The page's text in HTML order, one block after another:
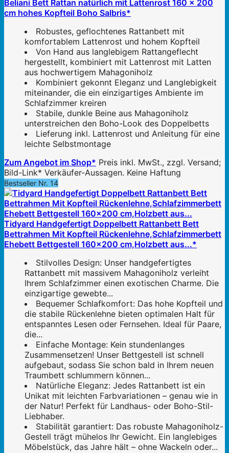
Beliani Bett Rattan natürlich mit Lattenrost 160 x 200
cm hohes Kopfteil Boho Salbris*
Robustes, geflochtenes Rattanbett mit
komfortablem Lattenrost und hohem Kopfteil
Von Hand aus langlebigem Rattangeflecht
hergestellt, kombiniert mit Lattenrost mit Latten
aus hochwertigem Mahagoniholz
Kombiniert gekonnt Eleganz und Langlebigkeit
miteinander, die ein einzigartiges Ambiente im
Schlafzimmer kreiren
Stabile, dunkle Beine aus Mahagoniholz
unterstreichen den Boho-Look des Doppelbetts
Lieferung inkl. Lattenrost und Anleitung für eine
leichte Selbstmontage
Zum Angebot im Shop* Preis inkl. MwSt., zzgl. Versand;
Bild-Link* Verkäufer-Aussagen. Keine Haftung
Bestseller Nr. 14
Tidyard Handgefertigt Doppelbett Rattanbett Bett
Bettrahmen Mit Kopfteil Rückenlehne,Schlafzimmerbett
Ehebett Bettgestell 160×200 cm,Holzbett aus...*
Stilvolles Design: Unser handgefertigtes
Rattanbett mit massivem Mahagoniholz verleiht
Ihrem Schlafzimmer einen exotischen Charme. Die
einzigartige gewebte...
Bequemer Schlafkomfort: Das hohe Kopfteil und
die stabile Rückenlehne bieten optimalen Halt für
entspanntes Lesen oder Fernsehen. Ideal für Paare,
die...
Einfache Montage: Kein stundenlanges
Zusammensetzen! Unser Bettgestell ist schnell
aufgebaut, sodass Sie schon bald in Ihrem neuen
Traumbett schlummern können...
Natürliche Eleganz: Jedes Rattanbett ist ein
Unikat mit leichten Farbvariationen – genau wie in
der Natur! Perfekt für Landhaus- oder Boho-Stil-
Liebhaber.
Stabilität garantiert: Das robuste Mahagoniholz-
Gestell trägt mühelos Ihr Gewicht. Ein langlebiges
Möbelstück, das Jahre hält – ohne Wackeln oder...